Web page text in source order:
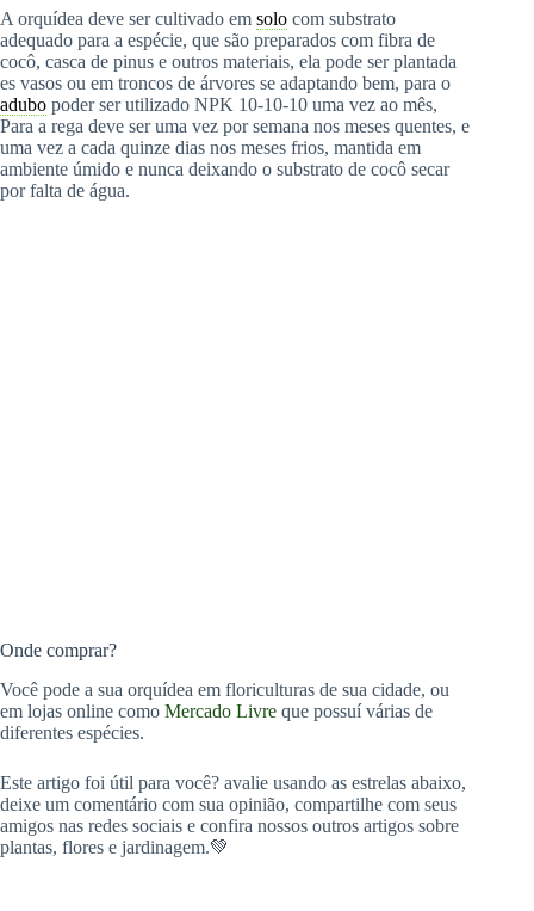
A orquídea deve ser cultivado em solo com substrato
adequado para a espécie, que são preparados com fibra de
cocô, casca de pinus e outros materiais, ela pode ser plantada
es vasos ou em troncos de árvores se adaptando bem, para o
adubo poder ser utilizado NPK 10-10-10 uma vez ao mês,
Para a rega deve ser uma vez por semana nos meses quentes, e
uma vez a cada quinze dias nos meses frios, mantida em
ambiente úmido e nunca deixando o substrato de cocô secar
por falta de água.
Onde comprar?
Você pode a sua orquídea em floriculturas de sua cidade, ou
em lojas online como Mercado Livre que possuí várias de
diferentes espécies.
Este artigo foi útil para você? avalie usando as estrelas abaixo,
deixe um comentário com sua opinião, compartilhe com seus
amigos nas redes sociais e confira nossos outros artigos sobre
plantas, flores e jardinagem.💚